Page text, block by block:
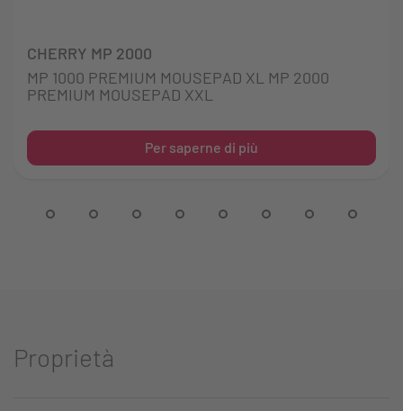
CHERRY MP 2000
MP 1000 PREMIUM MOUSEPAD XL MP 2000
PREMIUM MOUSEPAD XXL
Per saperne di più
Proprietà